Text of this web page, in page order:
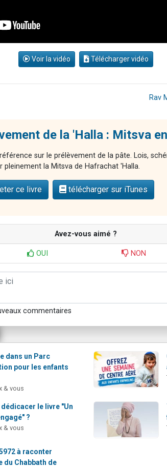
Voir la vidéo Télécharger vidéo
Rav
de la 'Halla : Mitsva
sur le prélèvement de la pâte. Lois,
pleinement la Mitsva de Hafrachat 'Halla.
ce livre télécharger sur iTunes
Avez-vous aimé ?
OUI NON
commentaires
dans un Parc
pour les enfants
& vous
dédicacer le livre "Un
?
& vous
à raconter
du Chabbath de